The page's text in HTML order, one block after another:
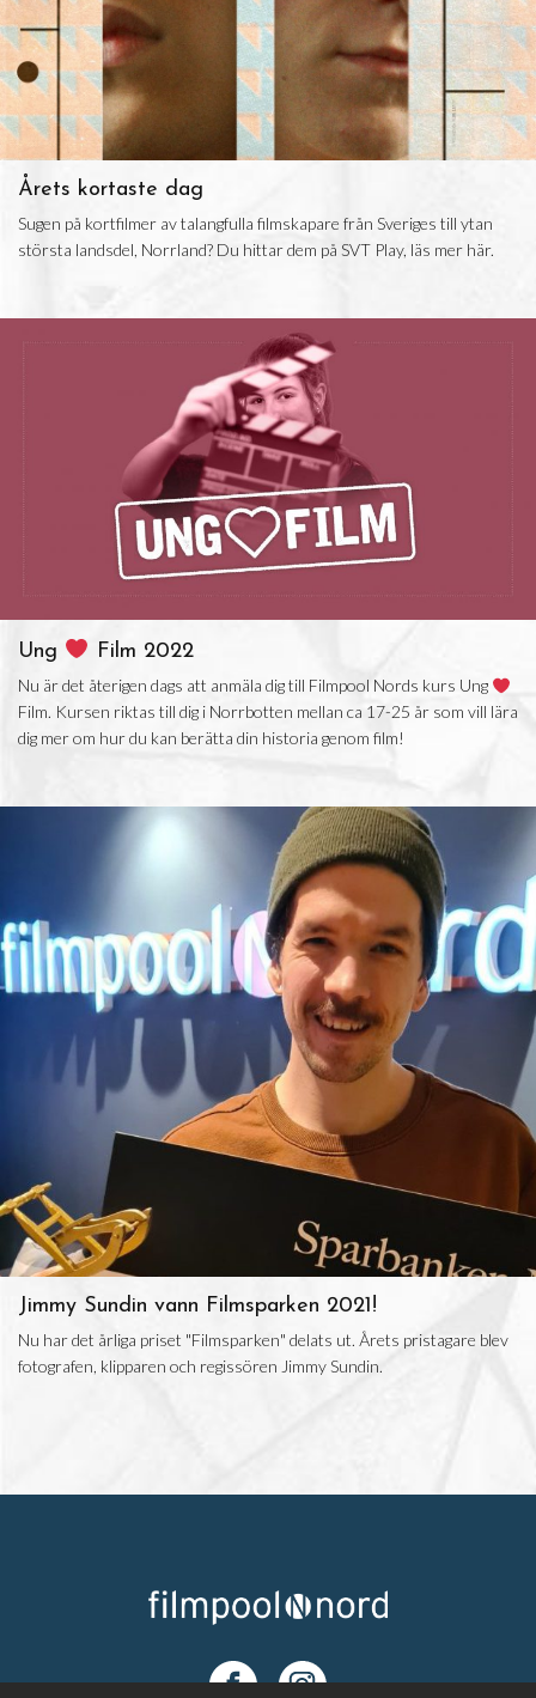
Årets kortaste dag
Sugen på kortfilmer av talangfulla filmskapare från Sveriges till ytan
största landsdel, Norrland? Du hittar dem på SVT Play, läs mer här.
Ung Film 2022
Nu är det återigen dags att anmäla dig till Filmpool Nords kurs Ung
Film. Kursen riktas till dig i Norrbotten mellan ca 17-25 år som vill lära
dig mer om hur du kan berätta din historia genom film!
Jimmy Sundin vann Filmsparken 2021!
Nu har det årliga priset "Filmsparken" delats ut. Årets pristagare blev
fotografen, klipparen och regissören Jimmy Sundin.